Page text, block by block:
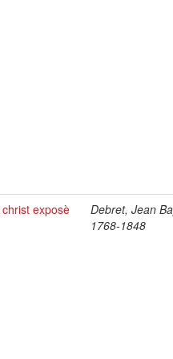
exposè
Debret, Jean
1768-1848